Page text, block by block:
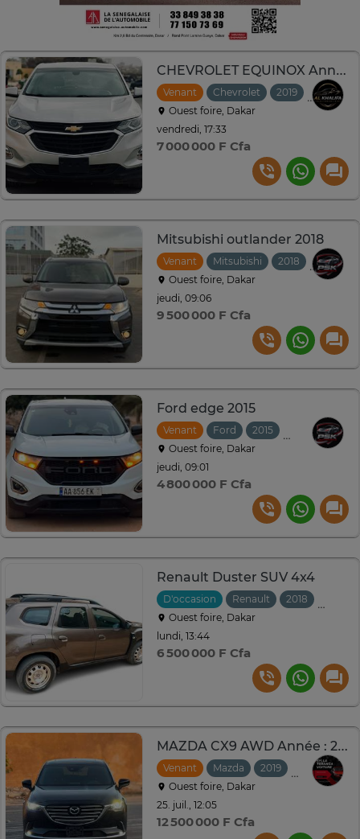
CHEVROLET EQUINOX Année : 2019
Venant Chevrolet 2019
Ouest foire, Dakar
vendredi, 17:33
7 000 000 F Cfa
Mitsubishi outlander 2018
Venant Mitsubishi 2018
Ouest foire, Dakar
jeudi, 09:06
9 500 000 F Cfa
Ford edge 2015
Venant Ford 2015
Automatique
Ouest foire, Dakar
jeudi, 09:01
4 800 000 F Cfa
Renault Duster SUV 4x4
D'occasion Renault 2018
Ouest foire, Dakar
lundi, 13:44
6 500 000 F Cfa
MAZDA CX9 AWD Année : 2019
Venant Mazda 2019
Ouest foire, Dakar
25. juil., 12:05
12 500 000 F Cfa